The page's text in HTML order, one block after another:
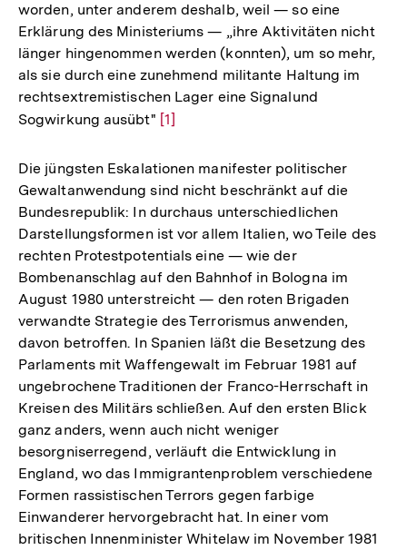
worden, unter anderem deshalb, weil — so eine
Erklärung des Ministeriums — „ihre Aktivitäten nicht
länger hingenommen werden (konnten), um so mehr,
als sie durch eine zunehmend militante Haltung im
rechtsextremistischen Lager eine Signalund
Sogwirkung ausübt" Zur
der
Fußnote
[1]
Die jüngsten Eskalationen manifester politischer
Gewaltanwendung sind nicht beschränkt auf die
Bundesrepublik: In durchaus unterschiedlichen
Darstellungsformen ist vor allem Italien, wo Teile des
rechten Protestpotentials eine — wie der
Bombenanschlag auf den Bahnhof in Bologna im
August 1980 unterstreicht — den roten Brigaden
verwandte Strategie des Terrorismus anwenden,
davon betroffen. In Spanien läßt die Besetzung des
Parlaments mit Waffengewalt im Februar 1981 auf
ungebrochene Traditionen der Franco-Herrschaft in
Kreisen des Militärs schließen. Auf den ersten Blick
ganz anders, wenn auch nicht weniger
besorgniserregend, verläuft die Entwicklung in
England, wo das Immigrantenproblem verschiedene
Formen rassistischen Terrors gegen farbige
Einwanderer hervorgebracht hat. In einer vom
britischen Innenminister Whitelaw im November 1981